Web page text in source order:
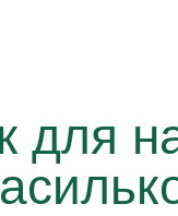
для